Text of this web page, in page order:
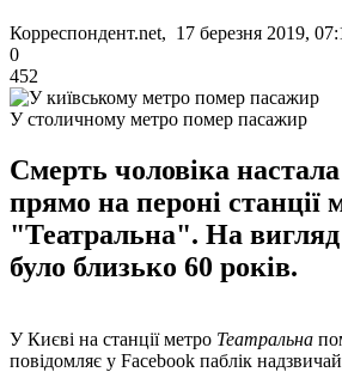
Корреспондент.net, 17 березня 2019,
0
452
У столичному метро помер пасажир
Смерть чоловіка
прямо на пероні станції
"Театральна". На вигляд
було близько 60 років.
У Києві на станції метро Театральна
повідомляє у Facebook паблік